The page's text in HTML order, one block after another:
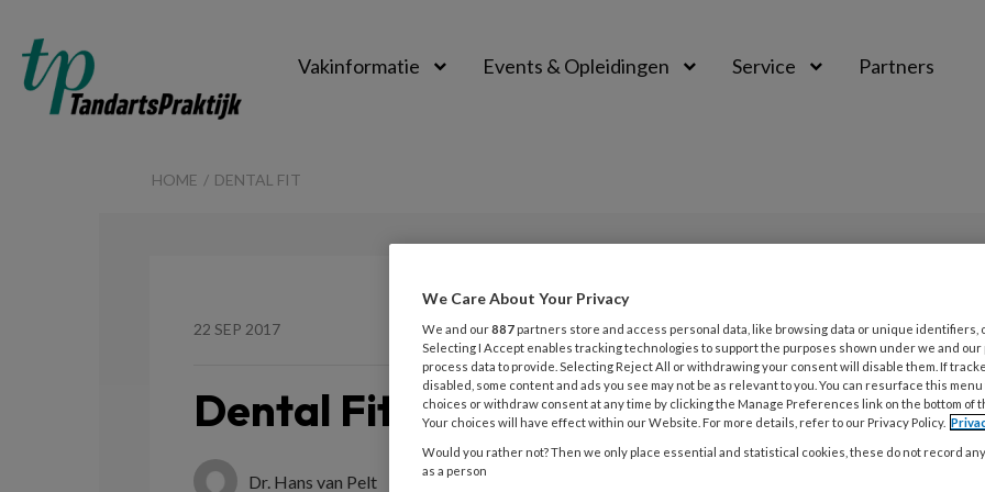
Vakinformatie Events & Opleidingen Service Partners
HOME DENTAL FIT
22 SEP 2017 Opslaan Reacties 0 Delen
Dental Fit
Dr. Hans van Pelt
5
We Care About Your Privacy
We and our887 partners store and access personal data, like browsing data or unique identifiers,
Selecting I Accept enables tracking technologies to support the purposes shown under we and
process data to provide. Selecting Reject All or withdrawing your consent will disable them. If
disabled, some content and ads you see may not be as relevant to you. You can resurface this
choices or withdraw consent at any time by clicking the Manage Preferences link on the bottom of
Your choices will have effect within our Website. For more details, refer to our Privacy Policy.
Would you rather not? Then we only place essential and statistical cookies, these do not record
as a person